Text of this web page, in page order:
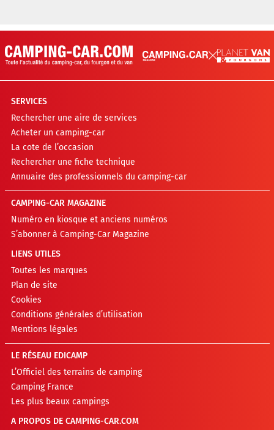
SERVICES
Rechercher une aire de services
Acheter un camping-car
La cote de l’occasion
Rechercher une fiche technique
Annuaire des professionnels du camping-car
CAMPING-CAR MAGAZINE
Numéro en kiosque et anciens numéros
S’abonner à Camping-Car Magazine
LIENS UTILES
Toutes les marques
Plan de site
Cookies
Conditions générales d’utilisation
Mentions légales
LE RÉSEAU EDICAMP
L’Officiel des terrains de camping
Camping France
Les plus beaux campings
A PROPOS DE CAMPING-CAR.COM